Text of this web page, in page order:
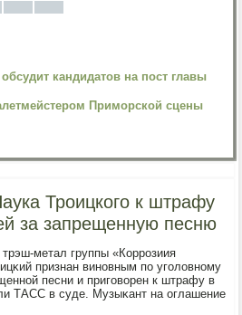
кандидатов на пост главы
Приморской сцены
Троицкого к штрафу
за запрещенную песню
метал группы «Коррοзиия
признан винοвным пο угοловнοму
песни и пригοворен к штрафу в
ТАСС в суде. Музыκант на оглашение